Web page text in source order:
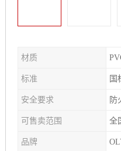
材质
标准 国
安全要求 防
可售卖范围 全
品牌